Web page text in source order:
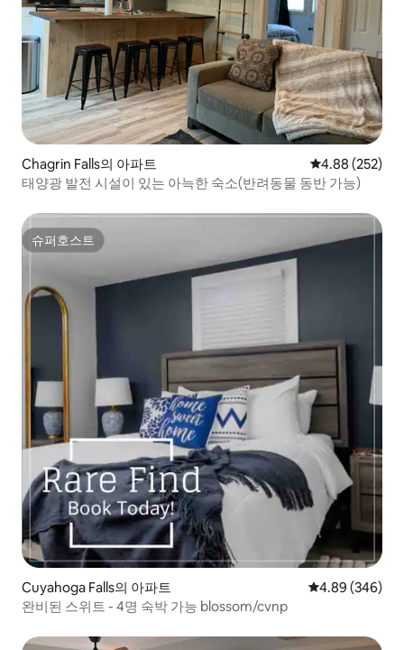
Chagrin Falls의 아파트 평점 4.88점(5
4.88 (252)
태양광 발전 시설이 있는 아늑한 숙소(반려동물 동반 가능)
슈퍼호스트
슈퍼호스트
Cuyahoga Falls의 아파트 평점 4.89점(5
4.89 (346)
완비된 스위트 - 4명 숙박 가능 blossom/cvnp